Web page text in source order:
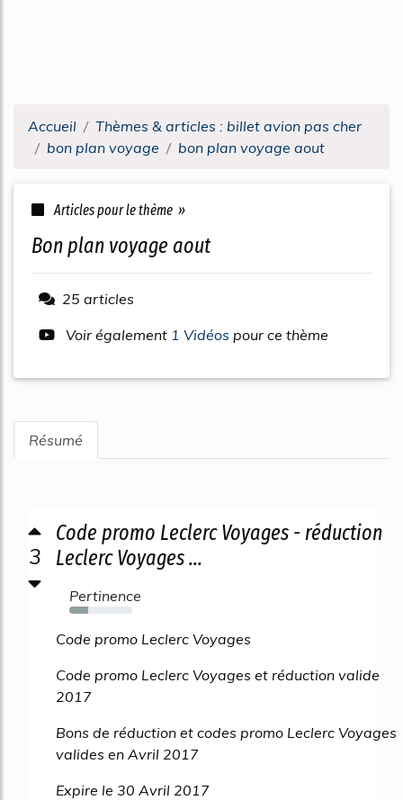
Accueil
Thèmes & articles : billet avion pas cher
bon plan voyage
bon plan voyage aout
Articles pour le thème »
bon plan voyage aout
25 articles
Voir également 1 Vidéos pour ce thème
Résumé
3
Code promo Leclerc Voyages - réduction
Leclerc Voyages ...
Pertinence
30%
Code promo Leclerc Voyages
Code promo Leclerc Voyages et réduction valide
2017
Bons de réduction et codes promo Leclerc Voyages
valides en Avril 2017
Expire le 30 Avril 2017